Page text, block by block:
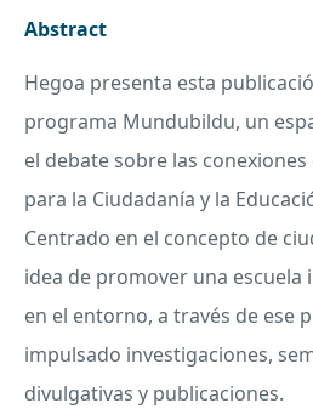
Abstract
Hegoa presenta esta
programa Mundubildu, un
el debate sobre las
para la Ciudadanía y la
Centrado en el concepto de
idea de promover una escuela
en el entorno, a través de ese
impulsado investigaciones,
divulgativas y publicaciones.